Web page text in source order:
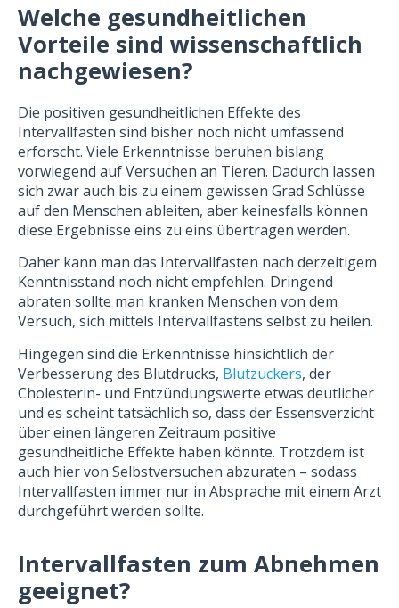
Welche gesundheitlichen
Vorteile sind wissenschaftlich
nachgewiesen?
Die positiven gesundheitlichen Effekte des
Intervallfasten sind bisher noch nicht umfassend
erforscht. Viele Erkenntnisse beruhen bislang
vorwiegend auf Versuchen an Tieren. Dadurch lassen
sich zwar auch bis zu einem gewissen Grad Schlüsse
auf den Menschen ableiten, aber keinesfalls können
diese Ergebnisse eins zu eins übertragen werden.
Daher kann man das Intervallfasten nach derzeitigem
Kenntnisstand noch nicht empfehlen. Dringend
abraten sollte man kranken Menschen von dem
Versuch, sich mittels Intervallfastens selbst zu heilen.
Hingegen sind die Erkenntnisse hinsichtlich der
Verbesserung des Blutdrucks, Blutzuckers, der
Cholesterin- und Entzündungswerte etwas deutlicher
und es scheint tatsächlich so, dass der Essensverzicht
über einen längeren Zeitraum positive
gesundheitliche Effekte haben könnte. Trotzdem ist
auch hier von Selbstversuchen abzuraten – sodass
Intervallfasten immer nur in Absprache mit einem Arzt
durchgeführt werden sollte.
Intervallfasten zum Abnehmen
geeignet?